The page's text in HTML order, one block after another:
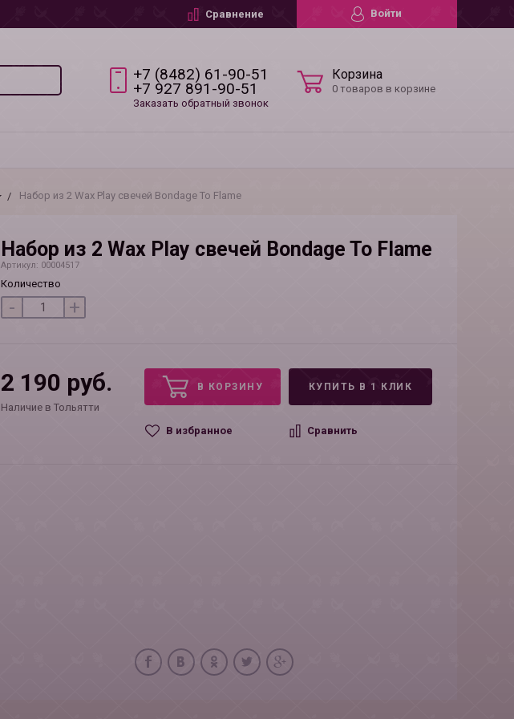
Сравнение Войти
+7 (8482) 61-90-51
+7 927 891-90-51
Заказать обратный звонок
Корзина
0 товаров в корзине
Набор из 2 Wax Play свечей Bondage To Flame
Набор из 2 Wax Play свечей Bondage To Flame
Артикул: 00004517
Количество
- +
2 190 руб.
Наличие в Тольятти
В КОРЗИНУ КУПИТЬ В 1 КЛИК
В избранное Сравнить